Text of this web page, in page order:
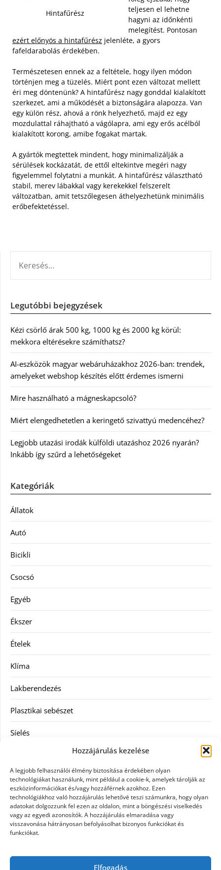
Hozzájárulás kezelése
A legjobb felhasználói élmény biztosítása érdekében olyan
technológiákat használunk, mint például a cookie-k, amelyek tárolják az
eszközinformációkat és/vagy hozzáférnek azokhoz. Ezen
technológiákhoz való hozzájárulás lehetővé teszi számunkra, hogy olyan
adatokat dolgozzunk fel ezen az oldalon, mint a böngészési viselkedés
vagy az egyedi azonosítók. A hozzájárulás elmaradása vagy
visszavonása hátrányosan befolyásolhat bizonyos funkciókat és
funkciókat.
Elfogadás
Hintafűrész
teljesen el lehetne
hagyni az időnkénti
melegítést. Pontosan
ezért előnyös a hintafűrész jelenléte, a gyors
fafeldarabolás érdekében.
Természetesen ennek az a feltétele, hogy ilyen módon
történjen meg a tüzelés. Miért pont ezen változat mellett
éri meg döntenünk? A hintafűrész nagy gonddal kialakított
szerkezet, ami a működését a biztonságára alapozza. Van
egy külön rész, ahová a rönk helyezhető, majd ez egy
mozdulattal ráhajtható a vágólapra, ami egy erős acélból
kialakított korong, amibe fogakat martak.
A gyártók megtettek mindent, hogy minimalizálják a
sérülések kockázatát, de ettől eltekintve megéri nagy
figyelemmel folytatni a munkát. A hintafűrész választható
stabil, merev lábakkal vagy kerekekkel felszerelt
változatban, amit tetszőlegesen áthelyezhetünk minimális
erőbefektetéssel.
Legutóbbi bejegyzések
Kézi csörlő árak 500 kg, 1000 kg és 2000 kg körül:
mekkora eltérésekre számíthatsz?
AI-eszközök magyar webáruházakhoz 2026-ban: trendek,
amelyeket webshop készítés előtt érdemes ismerni
Mire használható a mágneskapcsoló?
Miért elengedhetetlen a keringető szivattyú medencéhez?
Legjobb utazási irodák külföldi utazáshoz 2026 nyarán?
Inkább így szűrd a lehetőségeket
Kategóriák
Állatok
Autó
Bicikli
Csocsó
Egyéb
Ékszer
Ételek
Klíma
Lakberendezés
Plasztikai sebészet
Síelés
Táskák
Vásárlás
Webáruház